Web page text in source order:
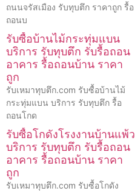
ถนนจรัสเมือง รับทุบตึก ราคาถูก รื้อ
ถอนบ
รับซื้อบ้านไม้กระทุ่มแบน
บริการ รับทุบตึก รับรื้อถอน
อาคาร รื้อถอนบ้าน ราคา
ถูก
รับเหมาทุบตึก.com รับซื้อบ้านไม้
กระทุ่มแบน บริการ รับทุบตึก รื้อ
ถอนโกด
รับซื้อโกดังโรงงานบ้านแพ้ว
บริการ รับทุบตึก รับรื้อถอน
อาคาร รื้อถอนบ้าน ราคา
ถูก
รับเหมาทุบตึก.com รับซื้อโกดัง